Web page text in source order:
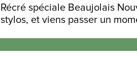
Récré spéciale Beaujolais
stylos, et viens passer un